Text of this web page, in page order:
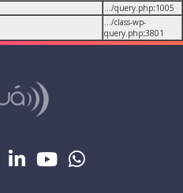
.../query.php:1005
.../class-wp-
query.php:3801